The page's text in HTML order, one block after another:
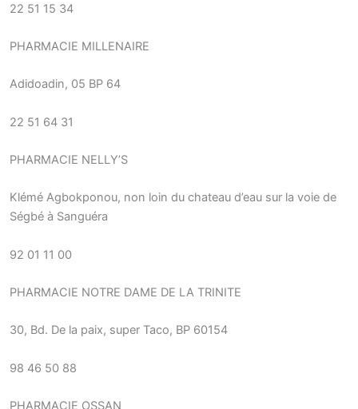
22 51 15 34
PHARMACIE MILLENAIRE
Adidoadin, 05 BP 64
22 51 64 31
PHARMACIE NELLY’S
Klémé Agbokponou, non loin du chateau d’eau sur la voie de
Ségbé à Sanguéra
92 01 11 00
PHARMACIE NOTRE DAME DE LA TRINITE
30, Bd. De la paix, super Taco, BP 60154
98 46 50 88
PHARMACIE OSSAN